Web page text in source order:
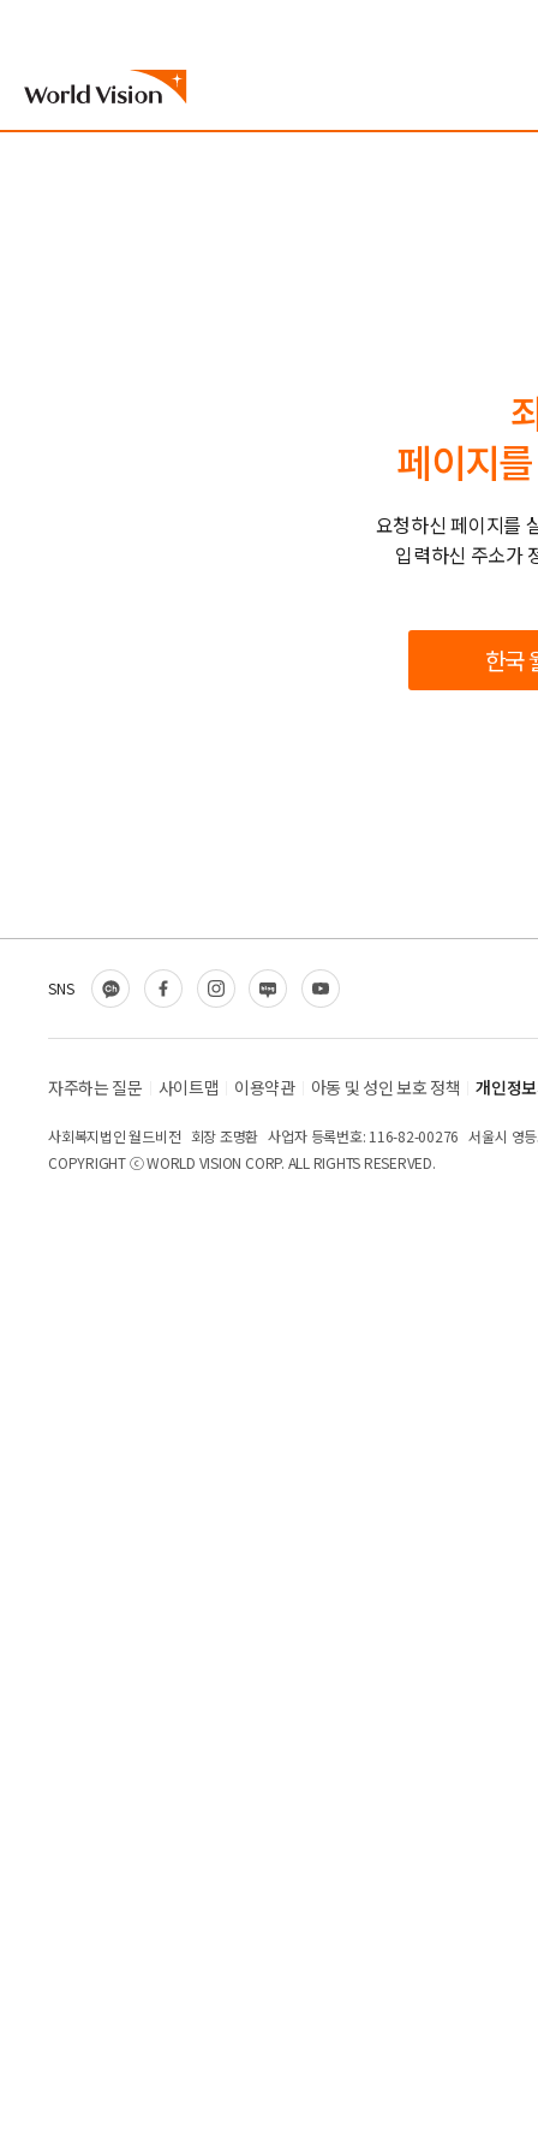
페이지
요청하신 페이지를
입력하신 주소가
한국
SNS
카
카
오
채
널
페
이
스
인
스
타
그
램
블
로
그
유
튜
브
자주하는 질문 사이트맵 이용약관 아동 및 성인 보호 정책 개인정
사회복지법인 월드비전 회장 조명환사업자 등록번호: 116-82-00276서울시 영
COPYRIGHT ⓒ WORLD VISION CORP. ALL RIGHTS RESERVED.